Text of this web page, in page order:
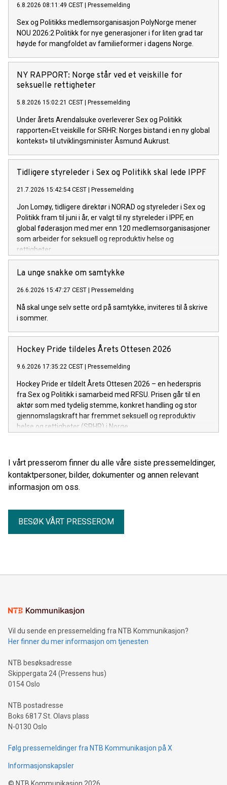
6.8.2026 08:11:49 CEST Pressemelding
Sex og Politikks medlemsorganisasjon PolyNorge mener
NOU 2026:2 Politikk for nye generasjoner i for liten grad tar
høyde for mangfoldet av familieformer i dagens Norge.
NY RAPPORT: Norge står ved et veiskille for
seksuelle rettigheter
5.8.2026 15:02:21 CEST Pressemelding
Under årets Arendalsuke overleverer Sex og Politikk
rapporten«Et veiskille for SRHR: Norges bistand i en ny global
kontekst» til utviklingsminister Åsmund Aukrust.
Tidligere styreleder i Sex og Politikk skal lede IPPF
21.7.2026 15:42:54 CEST Pressemelding
Jon Lomøy, tidligere direktør i NORAD og styreleder i Sex og
Politikk fram til juni i år, er valgt til ny styreleder i IPPF, en
global føderasjon med mer enn 120 medlemsorganisasjoner
som arbeider for seksuell og reproduktiv helse og
rettigheter.
La unge snakke om samtykke
26.6.2026 15:47:27 CEST Pressemelding
Nå skal unge selv sette ord på samtykke, inviteres til å skrive
i sommer.
Hockey Pride tildeles Årets Ottesen 2026
9.6.2026 17:35:22 CEST Pressemelding
Hockey Pride er tildelt Årets Ottesen 2026 – en hederspris
fra Sex og Politikk i samarbeid med RFSU. Prisen går til en
aktør som med tydelig stemme, konkret handling og stor
gjennomslagskraft har fremmet seksuell og reproduktiv
helse og rettigheter (SRHR) i Norge.
I vårt presserom finner du alle våre siste pressemeldinger,
kontaktpersoner, bilder, dokumenter og annen relevant
informasjon om oss.
BESØK VÅRT PRESSEROM
Vil du sende en pressemelding fra NTB Kommunikasjon?
Her finner du mer informasjon om tjenesten
NTB besøksadresse
Skippergata 24 (Pressens hus)
0154 Oslo
NTB postadresse
Boks 6817 St. Olavs plass
N-0130 Oslo
Følg pressemeldinger fra NTB Kommunikasjon på X
Informasjonskapsler